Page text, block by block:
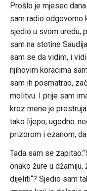
Prošlo je mjesec
sam radio odgovorno
sjedio u svom uredu,
sam na stotine
sam se da vidim, i
njihovim koracima
sam ih posmatrao,
molitvu. I prije sam
kroz mene je
tako lijepo,
prizorom i ezanom,
Tada sam se
onako žure u
dijeliti“? Sjedio sam